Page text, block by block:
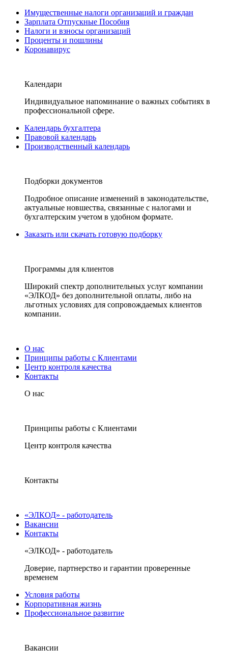
Имущественные налоги организаций и граждан
Зарплата Отпускные Пособия
Налоги и взносы организаций
Проценты и пошлины
Коронавирус
Календари
Индивидуальное напоминание о важных событиях в
профессиональной сфере.
Календарь бухгалтера
Правовой календарь
Производственный календарь
Подборки документов
Подробное описание изменений в законодательстве,
актуальные новшества, связанные с налогами и
бухгалтерским учетом в удобном формате.
Заказать или скачать готовую подборку
Программы для клиентов
Широкий спектр дополнительных услуг компании
«ЭЛКОД» без дополнительной оплаты, либо на
льготных условиях для сопровождаемых клиентов
компании.
О нас
Принципы работы с Клиентами
Центр контроля качества
Контакты
О нас
Принципы работы с Клиентами
Центр контроля качества
Контакты
«ЭЛКОД» - работодатель
Вакансии
Контакты
«ЭЛКОД» - работодатель
Доверие, партнерство и гарантии проверенные
временем
Условия работы
Корпоративная жизнь
Профессиональное развитие
Вакансии